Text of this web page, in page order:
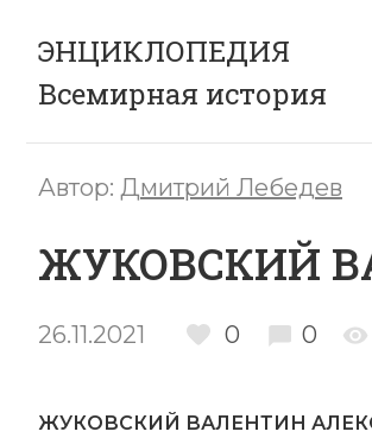
ЭНЦИКЛОПЕДИЯ
Всемирная история
Автор: Дмитрий Лебедев
ЖУКОВСКИЙ
26.11.2021 0 0
ЖУКОВСКИЙ ВАЛЕНТИН